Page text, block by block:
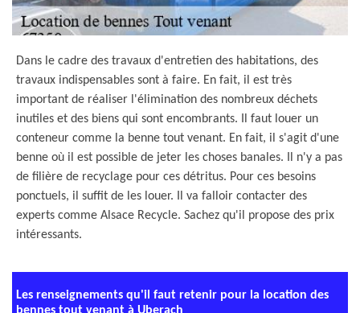
Dans le cadre des travaux d'entretien des habitations, des
travaux indispensables sont à faire. En fait, il est très
important de réaliser l'élimination des nombreux déchets
inutiles et des biens qui sont encombrants. Il faut louer un
conteneur comme la benne tout venant. En fait, il s'agit d'une
benne où il est possible de jeter les choses banales. Il n'y a pas
de filière de recyclage pour ces détritus. Pour ces besoins
ponctuels, il suffit de les louer. Il va falloir contacter des
experts comme Alsace Recycle. Sachez qu'il propose des prix
intéressants.
Les renseignements qu'il faut retenir pour la location des